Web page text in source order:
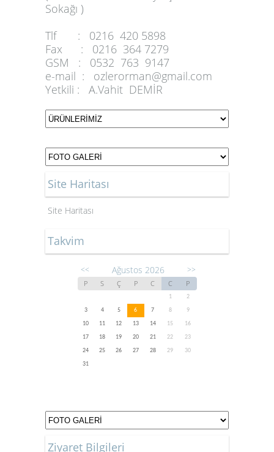
Sokağı )
Tlf :
0216 420 5898
Fax :
0216 364 7279
GSM :
0532 763 9147
e-mail :
ozlerorman@gmail.com
Yetkili :
A.Vahit DEMİR
Site Haritası
Site Haritası
Takvim
<< Ağustos 2026 >>
P S Ç P C C P
1
2
3
4 5 6 7 8
9
10
11 12 13 14 15
16
17
18 19 20 21 22
23
24
25 26 27 28 29
30
31
Ziyaret Bilgileri